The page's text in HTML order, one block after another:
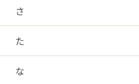
さ
た
な